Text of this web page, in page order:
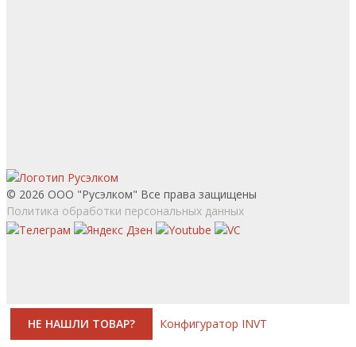
© 2026 ООО "Русэлком" Все права защищены
Политика обработки персональных данных
НЕ НАШЛИ ТОВАР? Конфигуратор INVT